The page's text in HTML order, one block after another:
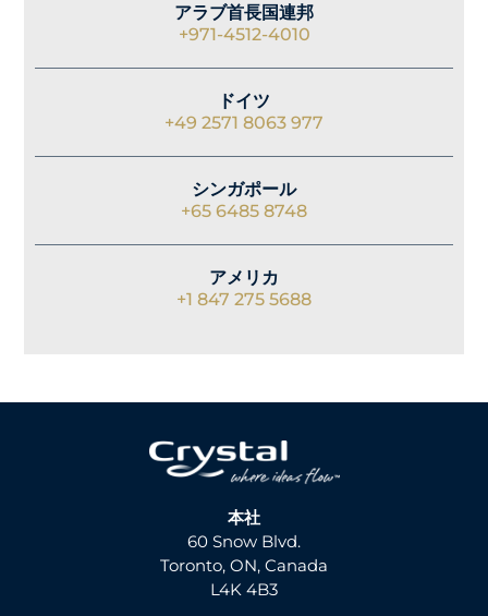
アラブ首長国連邦
+971-4512-4010
ドイツ
+49 2571 8063 977
シンガポール
+65 6485 8748
アメリカ
+1 847 275 5688
本社
60 Snow Blvd.
Toronto, ON, Canada
L4K 4B3